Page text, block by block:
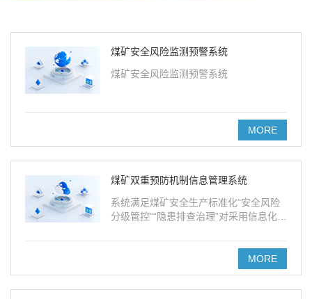
煤矿安全风险监测预警系统
煤矿安全风险监测预警系统
MORE
煤矿双重预防机制信息管理系统
系统满足煤矿安全生产标准化“安全风险
分级管控”“隐患排查治理”对采用信息化管
记录统计、过程跟踪、逾期报警、信息上
MORE